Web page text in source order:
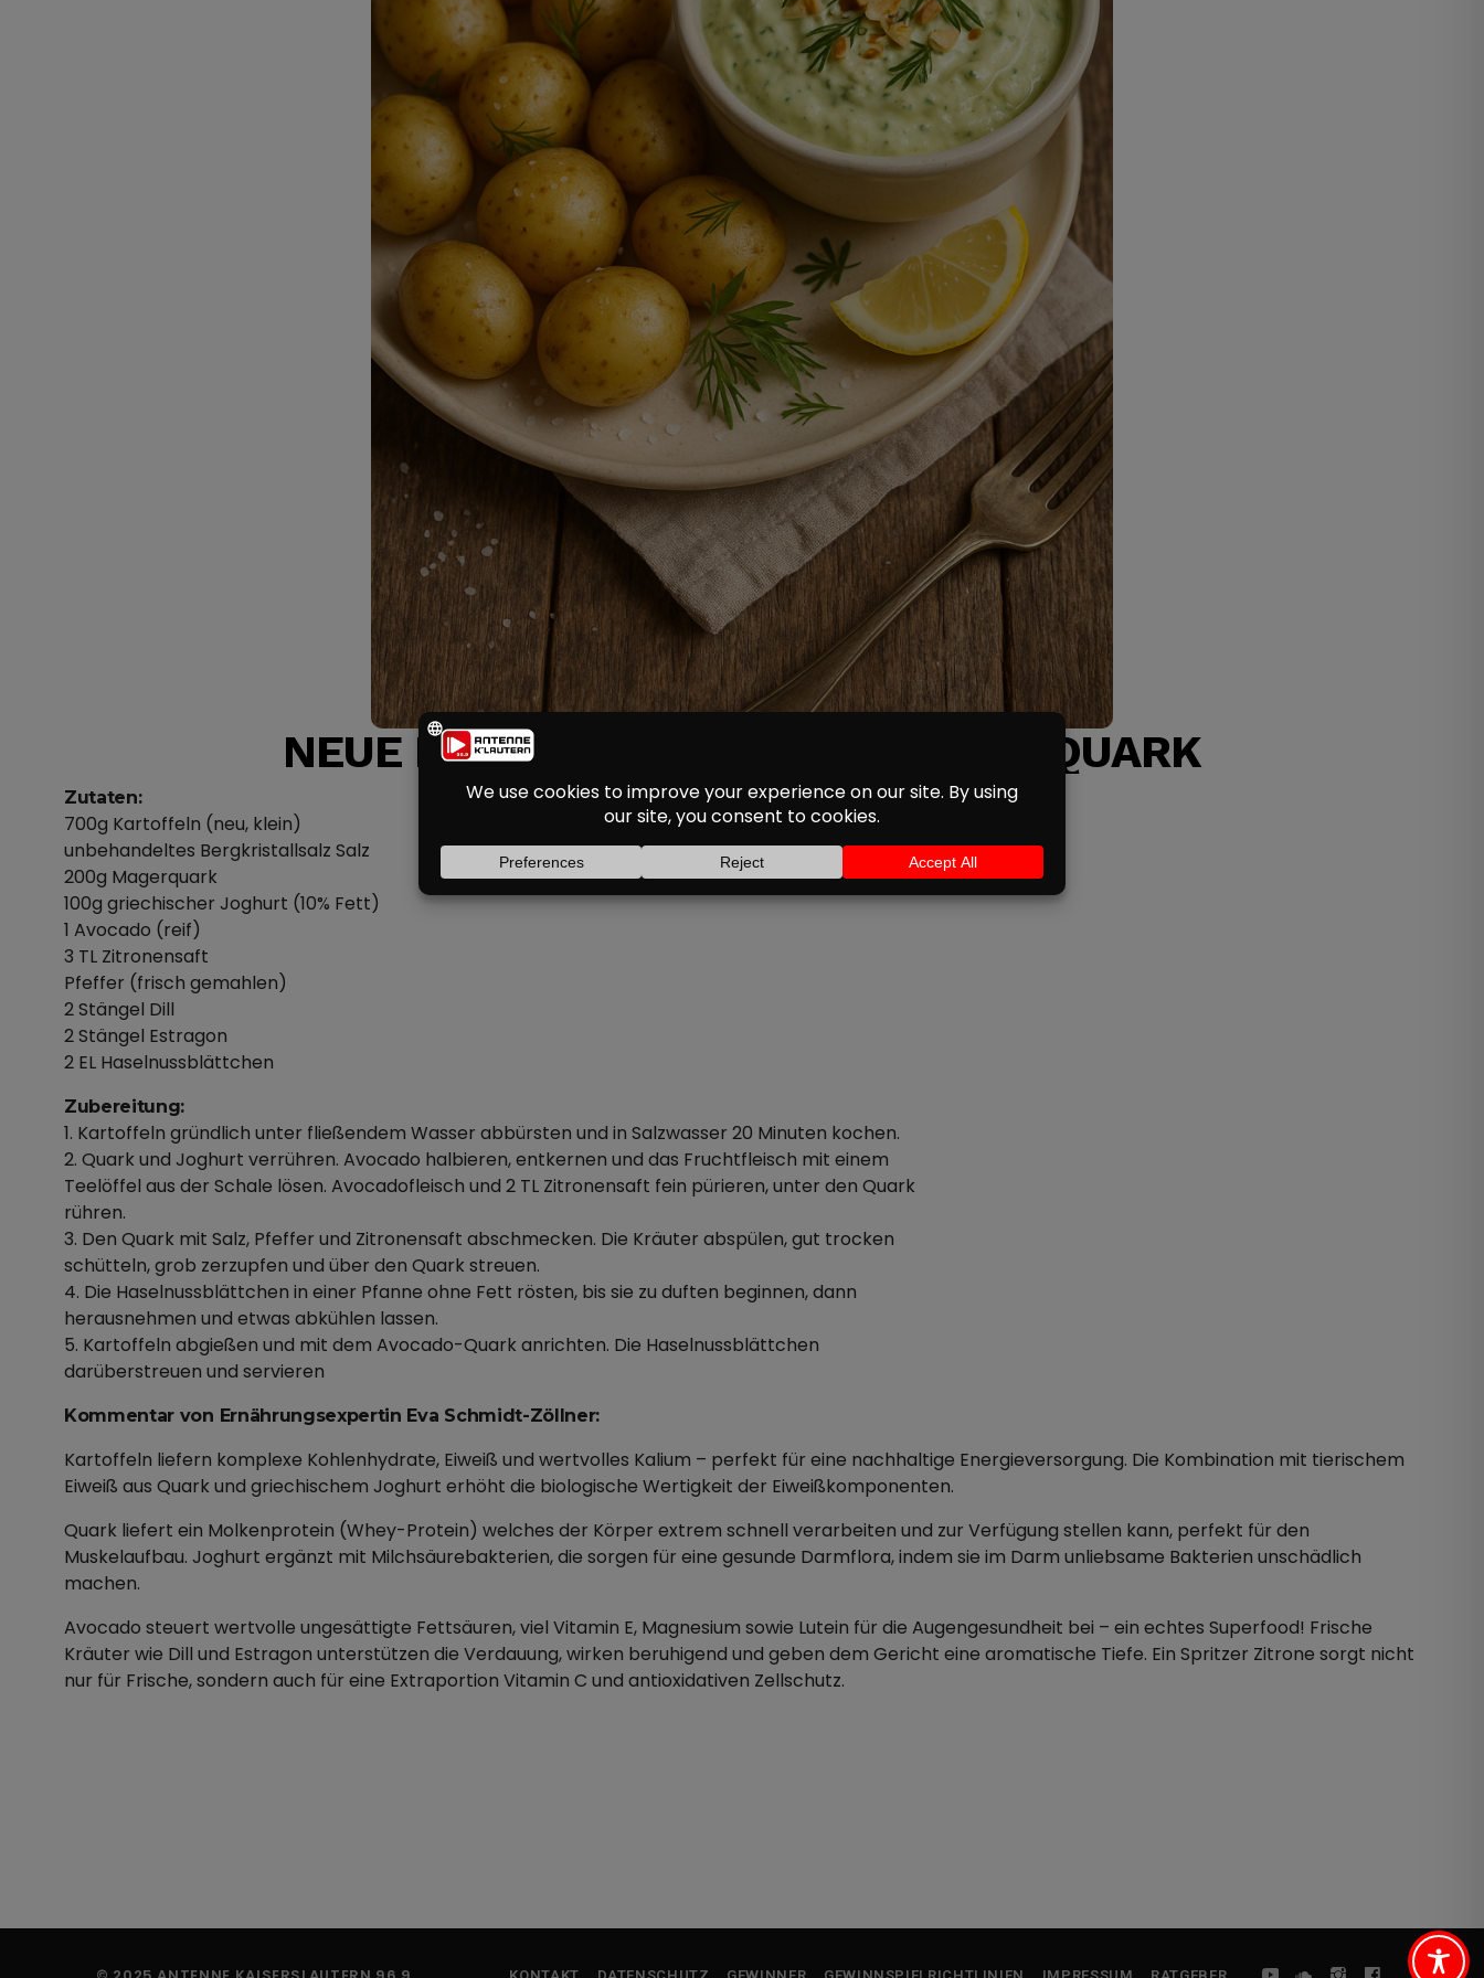
NEUE KARTOFFELN MIT AVOCADO-QUARK
Zutaten:
700g Kartoffeln (neu, klein)
unbehandeltes Bergkristallsalz Salz
200g Magerquark
100g griechischer Joghurt (10% Fett)
1 Avocado (reif)
3 TL Zitronensaft
Pfeffer (frisch gemahlen)
2 Stängel Dill
2 Stängel Estragon
2 EL Haselnussblättchen
Zubereitung:
1. Kartoffeln gründlich unter fließendem Wasser abbürsten und in Salzwasser 20 Minuten kochen.
2. Quark und Joghurt verrühren. Avocado halbieren, entkernen und das Fruchtfleisch mit einem
Teelöffel aus der Schale lösen. Avocadofleisch und 2 TL Zitronensaft fein pürieren, unter den Quark
rühren.
3. Den Quark mit Salz, Pfeffer und Zitronensaft abschmecken. Die Kräuter abspülen, gut trocken
schütteln, grob zerzupfen und über den Quark streuen.
4. Die Haselnussblättchen in einer Pfanne ohne Fett rösten, bis sie zu duften beginnen, dann
herausnehmen und etwas abkühlen lassen.
5. Kartoffeln abgießen und mit dem Avocado-Quark anrichten. Die Haselnussblättchen
darüberstreuen und servieren
Kommentar von Ernährungsexpertin Eva Schmidt-Zöllner:
Kartoffeln liefern komplexe Kohlenhydrate, Eiweiß und wertvolles Kalium – perfekt für eine nachhaltige Energieversorgung. Die Kombination mit tierischem
Eiweiß aus Quark und griechischem Joghurt erhöht die biologische Wertigkeit der Eiweißkomponenten.
Quark liefert ein Molkenprotein (Whey-Protein) welches der Körper extrem schnell verarbeiten und zur Verfügung stellen kann, perfekt für den
Muskelaufbau. Joghurt ergänzt mit Milchsäurebakterien, die sorgen für eine gesunde Darmflora, indem sie im Darm unliebsame Bakterien unschädlich
machen.
Avocado steuert wertvolle ungesättigte Fettsäuren, viel Vitamin E, Magnesium sowie Lutein für die Augengesundheit bei – ein echtes Superfood! Frische
Kräuter wie Dill und Estragon unterstützen die Verdauung, wirken beruhigend und geben dem Gericht eine aromatische Tiefe. Ein Spritzer Zitrone sorgt nicht
nur für Frische, sondern auch für eine Extraportion Vitamin C und antioxidativen Zellschutz.